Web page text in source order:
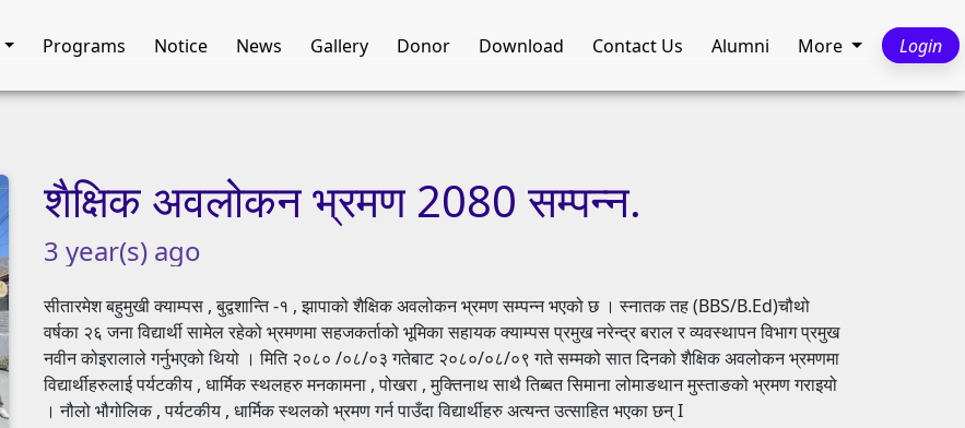
Programs Notice News Gallery Donor Download Contact Us Alumni More Login
शैक्षिक अवलोकनभ्रमण 2080 सम्पन्न.
3 year(s) ago
सीतारमेश बहुमुखी क्याम्पस , बुद्वशान्ति -१ , झापाको शैक्षिक अवलोकन भ्रमण सम्पन्न भएको छ । स्नातक तह (BBS/B.Ed)चौथो
वर्षका २६ जना विद्यार्थी सामेल रहेको भ्रमणमा सहजकर्ताको भूमिका सहायक क्याम्पस प्रमुख नरेन्द्र बराल र व्यवस्थापन विभाग प्रमुख
नवीन कोइरालाले गर्नुभएको थियो । मिति २०८० /०८/०३ गतेबाट २०८०/०८/०९ गते सम्मको सात दिनको शैक्षिक अवलोकन भ्रमणमा
विद्यार्थीहरुलाई पर्यटकीय , धार्मिक स्थलहरु मनकामना , पोखरा , मुक्तिनाथ साथै तिब्बत सिमाना लोमाङथान मुस्ताङको भ्रमण गराइयो
। नौलो भौगोलिक , पर्यटकीय , धार्मिक स्थलको भ्रमण गर्न पाउँदा विद्यार्थीहरु अत्यन्त उत्साहित भएका छन् I